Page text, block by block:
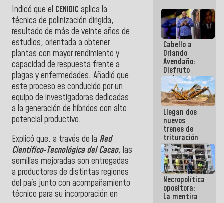
Indicó que el CENIDIC aplica la
técnica de polinización dirigida,
resultado de más de veinte años de
estudios, orientada a obtener
plantas con mayor rendimiento y
capacidad de respuesta frente a
plagas y enfermedades. Añadió que
este proceso es conducido por un
equipo de investigadoras dedicadas
a la generación de híbridos con alto
potencial productivo.
Explicó que, a través de la Red
Científico‑Tecnológica del Cacao, las
semillas mejoradas son entregadas
a productores de distintas regiones
del país junto con acompañamiento
técnico para su incorporación en
Cabello a
Orlando
Avendaño:
Disfruto
cada vez
que escribes
porque lo
que haces
es
embarrarla
Llegan dos
nuevos
trenes de
trituración
para
optimizar
manejo de
escombros
en La Guaira
Necropolítica
opositora:
La mentira